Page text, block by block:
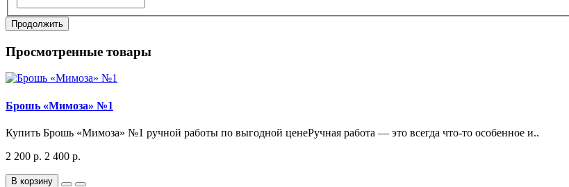
Продолжить
Просмотренные товары
Брошь «Мимоза» №1
Купить Брошь «Мимоза» №1 ручной работы по выгодной ценеРучная работа — это всегда что-то особенное и..
2 200 р. 2 400 р.
В корзину